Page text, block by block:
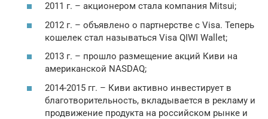
2011 г. – акционером стала компания Mitsui;
2012 г. – объявлено о партнерстве с Visa. Теперь
кошелек стал называться Visa QIWI Wallet;
2013 г. – прошло размещение акций Киви на
американской NASDAQ;
2014-2015 гг. – Киви активно инвестирует в
благотворительность, вкладывается в рекламу и
продвижение продукта на российском рынке и